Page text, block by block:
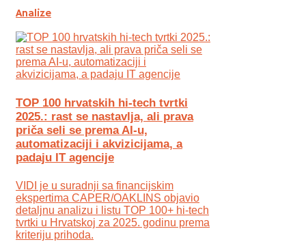
Analize
TOP 100 hrvatskih hi-tech tvrtki
2025.: rast se nastavlja, ali prava
priča seli se prema AI-u,
automatizaciji i akvizicijama, a
padaju IT agencije
VIDI je u suradnji sa financijskim
ekspertima CAPER/OAKLINS objavio
detaljnu analizu i listu TOP 100+ hi-tech
tvrtki u Hrvatskoj za 2025. godinu prema
kriteriju prihoda.